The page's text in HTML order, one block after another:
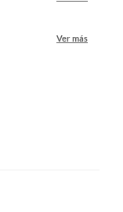
Ver más